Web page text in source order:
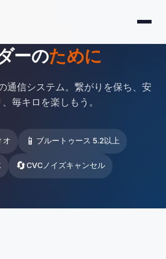
ーのために
通信システム。繋がりを保ち、安
毎キロを楽しもう。
オ 📱 ブルートゥース 5.2以上
🔄CVCノイズキャンセル